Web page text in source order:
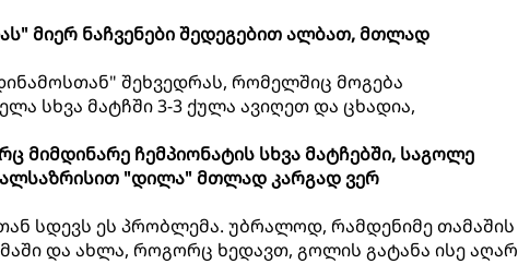
მიერ ნაჩვენები შედეგებით ალბათ, მთლად
შეხვედრას, რომელშიც მოგება
სხვა მატჩში 3-3 ქულა ავიღეთ და ცხადია,
მიმდინარე ჩემპიონატის სხვა მატჩებში, საგოლე
"დილა" მთლად კარგად ვერ
სდევს ეს პრობლემა. უბრალოდ, რამდენიმე თამაშის
და ახლა, როგორც ხედავთ, გოლის გატანა ისე აღარ